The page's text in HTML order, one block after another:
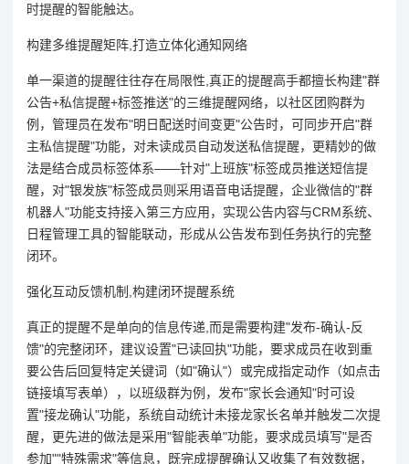
时提醒的智能触达。
构建多维提醒矩阵,打造立体化通知网络
单一渠道的提醒往往存在局限性,真正的提醒高手都擅长构建"群
公告+私信提醒+标签推送"的三维提醒网络，以社区团购群为
例，管理员在发布"明日配送时间变更"公告时，可同步开启"群
主私信提醒"功能，对未读成员自动发送私信提醒，更精妙的做
法是结合成员标签体系——针对"上班族"标签成员推送短信提
醒，对"银发族"标签成员则采用语音电话提醒，企业微信的"群
机器人"功能支持接入第三方应用，实现公告内容与CRM系统、
日程管理工具的智能联动，形成从公告发布到任务执行的完整
闭环。
强化互动反馈机制,构建闭环提醒系统
真正的提醒不是单向的信息传递,而是需要构建"发布-确认-反
馈"的完整闭环，建议设置"已读回执"功能，要求成员在收到重
要公告后回复特定关键词（如"确认"）或完成指定动作（如点击
链接填写表单），以班级群为例，发布"家长会通知"时可设
置"接龙确认"功能，系统自动统计未接龙家长名单并触发二次提
醒，更先进的做法是采用"智能表单"功能，要求成员填写"是否
参加""特殊需求"等信息，既完成提醒确认又收集了有效数据，